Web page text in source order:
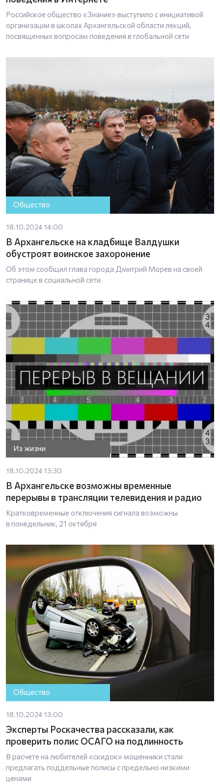
Российское общество «Знание» выступило с инициативой
организации в школах Архангельской области лекций,
посвященных вопросам поведения в глобальной сети
Общество
18.10.2024 14:00
В Архангельске на кладбище Валдушки
обустроят воинское захоронение
Об этом сообщил глава города Дмитрий Морев на своей
странице в социальной сети
Из жизни
18.10.2024 13:30
В Архангельске возможны временные
перерывы в трансляции телевидения и радио
Кратковременные отключения сигнала возможны
в понедельник, 21 октября
Общество
18.10.2024 13:00
Эксперты Роскачества рассказали, как
проверить полис ОСАГО на подлинность
В расчете на любителей «скидок» мошенники стали
предлагать поддельные полисы с предельно низкими
ценами